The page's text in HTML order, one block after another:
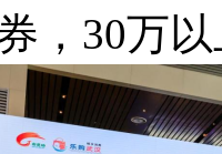
，30万